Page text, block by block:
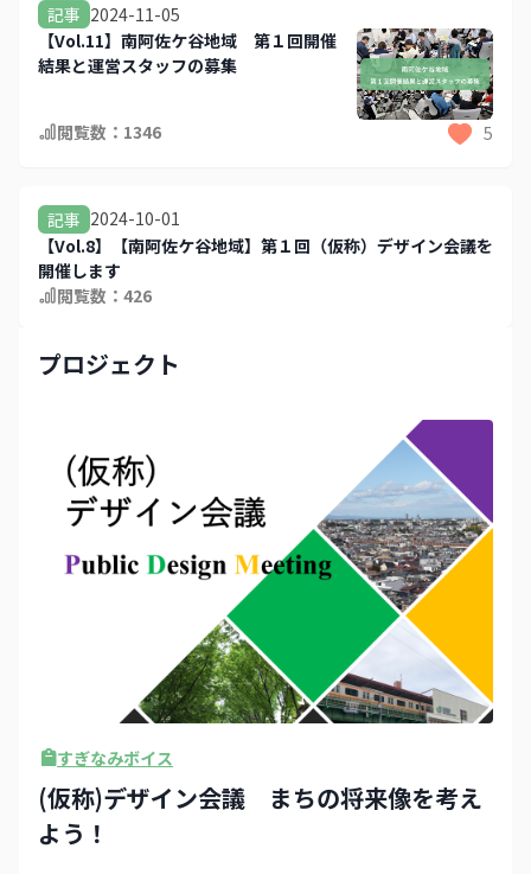
記事 2024-11-05
【Vol.11】南阿佐ケ谷地域 第１回開催
結果と運営スタッフの募集
閲覧数： 1346 5
記事 2024-10-01
【Vol.8】【南阿佐ケ谷地域】第１回（仮称）デザイン会議を
開催します
閲覧数： 426
プロジェクト
すぎなみボイス
(仮称)デザイン会議 まちの将来像を考え
よう！